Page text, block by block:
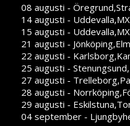
08 augusti -
14 augusti -
15 augusti -
21 augusti -
22 augusti -
25 augusti -
27 augusti -
28 augusti -
29 augusti -
04 september -